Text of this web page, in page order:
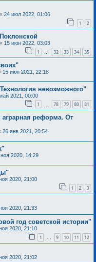
« 24 июл 2022, 01:06
1 2
« 15 июн 2022, 03:03
1 … 32 33 34 35
15 июн 2021, 22:18
невозможного"
2021, 00:00
1 78 79 80 81
аграрная реформа. От
26 янв 2021, 20:54
2020, 14:29
2020, 21:00
1 2 3
2020, 21:33
год советской истории"
2020, 21:10
1 … 9 10 11 12
2020, 21:02